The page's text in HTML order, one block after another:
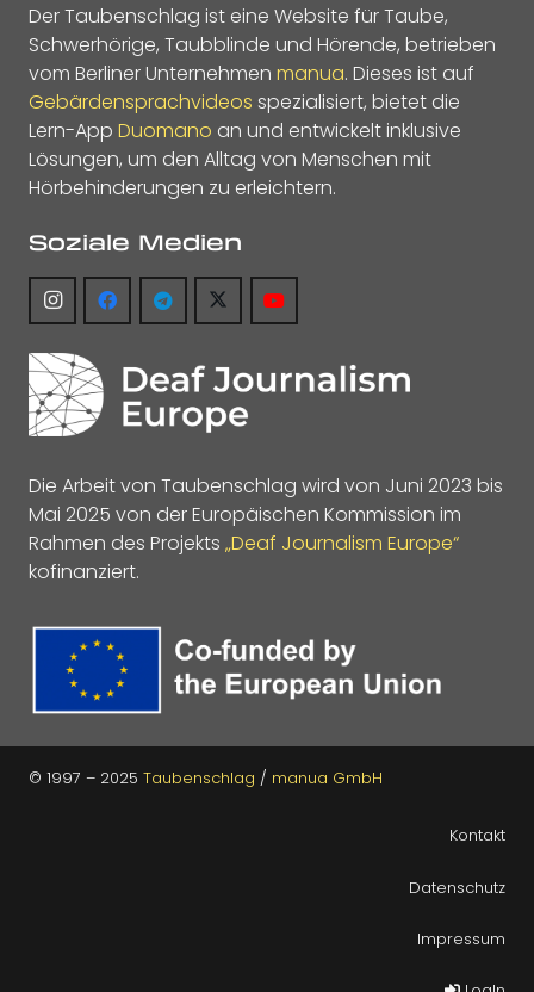
Der Taubenschlag ist eine Website für Taube,
Schwerhörige, Taubblinde und Hörende, betrieben
vom Berliner Unternehmen manua. Dieses ist auf
Gebärdensprachvideos spezialisiert, bietet die
Lern-App Duomano an und entwickelt inklusive
Lösungen, um den Alltag von Menschen mit
Hörbehinderungen zu erleichtern.
Soziale Medien
Die Arbeit von Taubenschlag wird von Juni 2023 bis
Mai 2025 von der Europäischen Kommission im
Rahmen des Projekts „Deaf Journalism Europe“
kofinanziert.
© 1997 – 2025 Taubenschlag / manua GmbH
Kontakt
Datenschutz
Impressum